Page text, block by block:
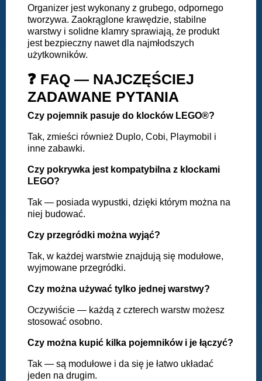
Organizer jest wykonany z grubego, odpornego
tworzywa. Zaokrąglone krawędzie, stabilne
warstwy i solidne klamry sprawiają, że produkt
jest bezpieczny nawet dla najmłodszych
użytkowników.
❓ FAQ — NAJCZĘŚCIEJ
ZADAWANE PYTANIA
Czy pojemnik pasuje do klocków LEGO®?
Tak, zmieści również Duplo, Cobi, Playmobil i
inne zabawki.
Czy pokrywka jest kompatybilna z klockami
LEGO?
Tak — posiada wypustki, dzięki którym można na
niej budować.
Czy przegródki można wyjąć?
Tak, w każdej warstwie znajdują się modułowe,
wyjmowane przegródki.
Czy można używać tylko jednej warstwy?
Oczywiście — każdą z czterech warstw możesz
stosować osobno.
Czy można kupić kilka pojemników i je łączyć?
Tak — są modułowe i da się je łatwo układać
jeden na drugim.